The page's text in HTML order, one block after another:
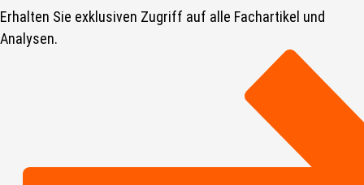
Erhalten Sie exklusiven Zugriff auf alle Fachartikel und
Analysen.